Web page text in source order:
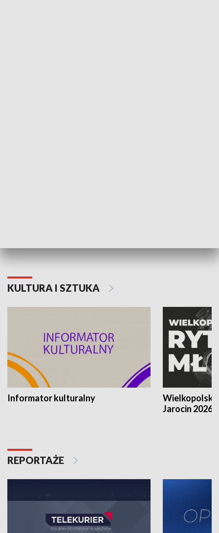
KULTURA I SZTUKA
Informator kulturalny
Jarocin 2026
REPORTAŻE